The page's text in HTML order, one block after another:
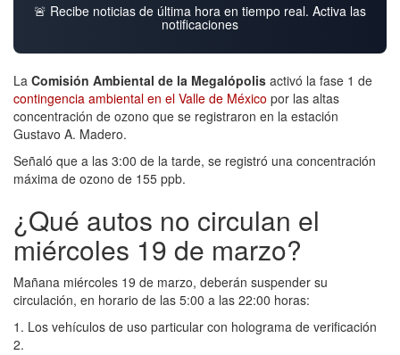
🚨 Recibe noticias de última hora en tiempo real. Activa las
notificaciones
La Comisión Ambiental de la Megalópolis activó la fase 1 de
contingencia ambiental en el Valle de México por las altas
concentración de ozono que se registraron en la estación
Gustavo A. Madero.
Señaló que a las 3:00 de la tarde, se registró una concentración
máxima de ozono de 155 ppb.
¿Qué autos no circulan el
miércoles 19 de marzo?
Mañana miércoles 19 de marzo, deberán suspender su
circulación, en horario de las 5:00 a las 22:00 horas:
1. Los vehículos de uso particular con holograma de verificación
2.